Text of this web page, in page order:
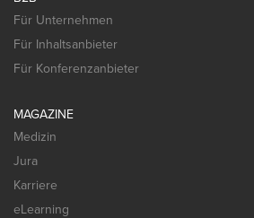
Für Unternehmen
Für Inhaltsanbieter
Für Konferenzanbieter
MAGAZINE
Medizin
Jura
Karriere
eLearning